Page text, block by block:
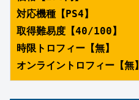
対応機種【PS4】
取得難易度【40/100】
時限トロフィー【無】
オンライントロフィー【無】